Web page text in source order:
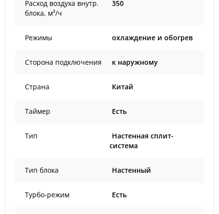
Расход воздуха внутр.
блока, м³/ч
350
Режимы охлаждение и обогрев
Сторона подключения к наружному
Страна Китай
Таймер Есть
Тип
Настенная сплит-
система
Тип блока Настенный
Турбо-режим Есть